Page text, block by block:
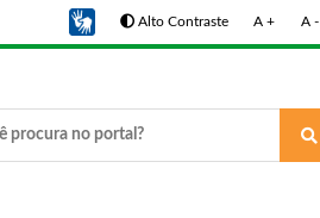
Alto Contraste A + A -